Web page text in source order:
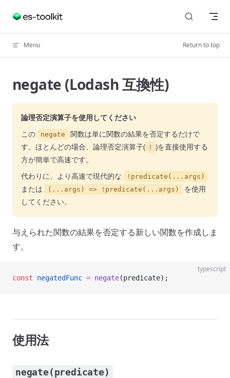
Skip to content
Menu Return to top
negate (Lodash 互換性)
論理否定演算子を使用してください
この
negate
関数は単に関数の結果を否定するだけで
す。ほとんどの場合、論理否定演算子( ! )を直接使用する
方が簡単で高速です。
代わりに、より高速で現代的な
!predicate(...args)
または (...args) => !predicate(...args)
を使用
してください。
与えられた関数の結果を否定する新しい関数を作成しま
す。
typescript
const negatedFunc = negate(predicate);
使用法
negate(predicate)